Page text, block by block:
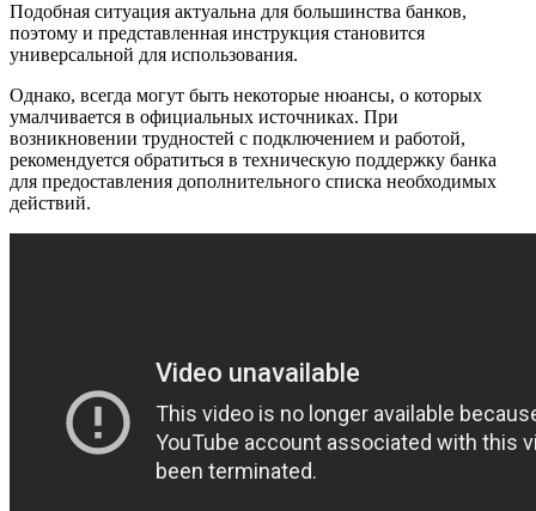
Подобная ситуация актуальна для большинства банков,
поэтому и представленная инструкция становится
универсальной для использования.
Однако, всегда могут быть некоторые нюансы, о которых
умалчивается в официальных источниках. При
возникновении трудностей с подключением и работой,
рекомендуется обратиться в техническую поддержку банка
для предоставления дополнительного списка необходимых
действий.